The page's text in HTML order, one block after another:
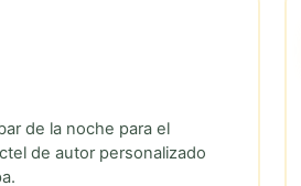
de la noche para el
de autor personalizado